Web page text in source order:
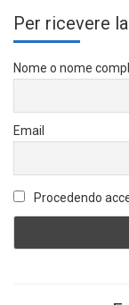
Per ricevere
Nome o nome
Email
Procedendo